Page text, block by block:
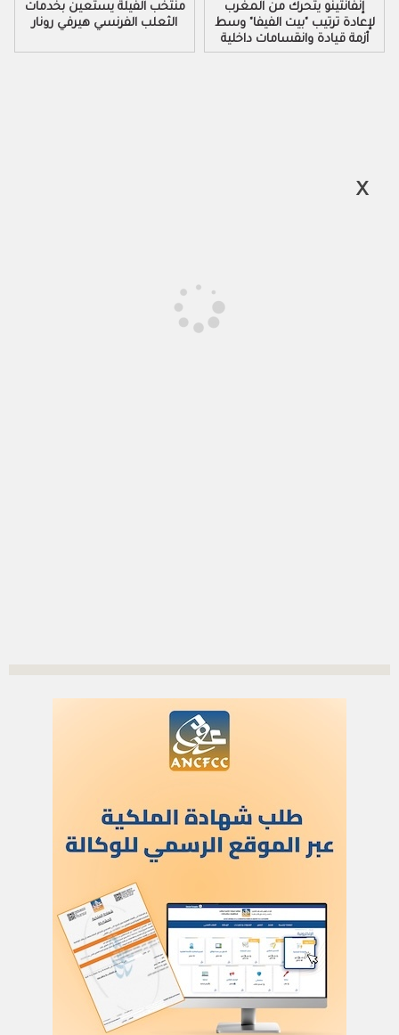
منتخب الفيلة يستعين بخدمات
الثعلب الفرنسي هيرفي رونار
إنفانتينو يتحرك من المغرب
لإعادة ترتيب "بيت الفيفا" وسط
أزمة قيادة وانقسامات داخلية